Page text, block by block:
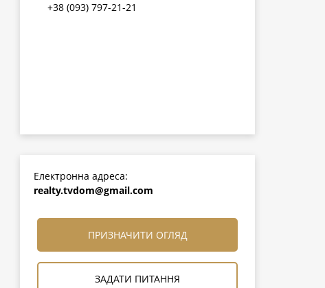
+38 (093) 797-21-21
Електронна адреса:
realty.tvdom@gmail.com
ПРИЗНАЧИТИ ОГЛЯД
ЗАДАТИ ПИТАННЯ